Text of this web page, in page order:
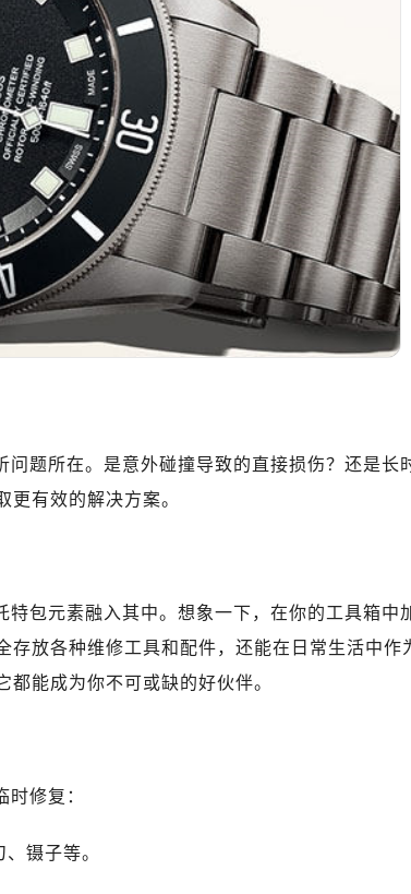
室（需提前预约）
层2406B室（需提前预约）
楼9层902室（需提前预约）
中心写字楼（芙蓉广场）10层13室（需提前预约）
室（需提前预约）
牌授权店）3层整层（需提前预约）
品牌授权店）1层整层（需提前预约）
牌授权店）1层整层（需提前预约）
）C座17层17-B（需提前预约）
（需提前预约）
楼29层03室（需提前预约）
需提前预约）
楼9层907室（需提前预约）
层1104室（需提前预约）
C座22层08室（需提前预约）
室（需提前预约）
楼03室（需提前预约）
座7楼709室（需提前预约）
（需提前预约）
厦)18层09室（需提前预约）
层06室（需提前预约）
座6楼10室（需提前预约）
题所在。是意外碰撞导致的直接损伤？还是长
有效的解决方案。
包元素融入其中。想象一下，在你的工具箱中
存放各种维修工具和配件，还能在日常生活中作
能成为你不可或缺的好伙伴。
修复：
镊子等。